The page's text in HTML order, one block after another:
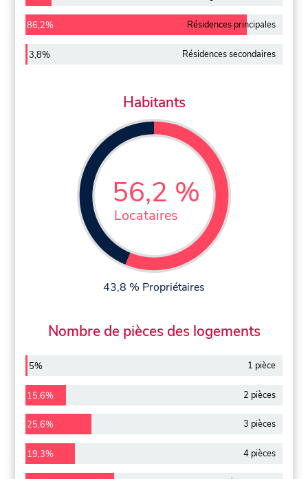
86,2% Résidences principales
3,8% Résidences secondaires
Habitants
56,2 %
Locataires
43,8 % Propriétaires
Nombre de pièces des logements
5% 1 pièce
15,6% 2 pièces
25,6% 3 pièces
19,3% 4 pièces